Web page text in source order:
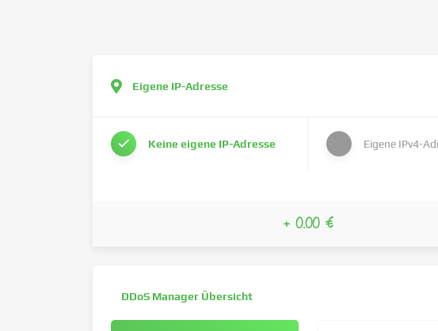
Eigene IP-Adresse
Keine eigene IP-Adresse Eigene IPv4-
+ 0.00 €
DDoS Manager Übersicht